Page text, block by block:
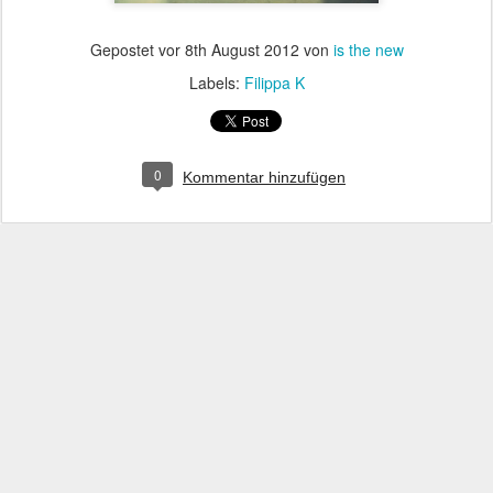
Gepostet vor 8th August 2012 von is the new
Labels: Filippa K
0 Kommentar hinzufügen